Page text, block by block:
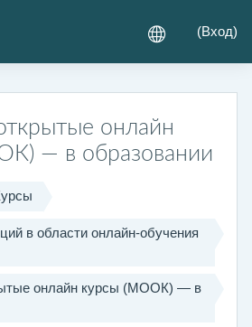
(Вход)
онлайн
— в образовании
в области онлайн-обучения
онлайн курсы (МООК) — в